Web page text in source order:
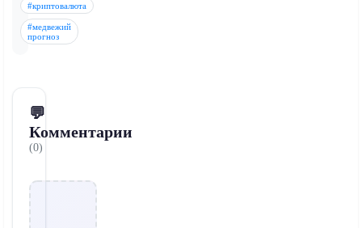
#криптовалюта
#медвежий
прогноз
💬
Комментарии
(0)